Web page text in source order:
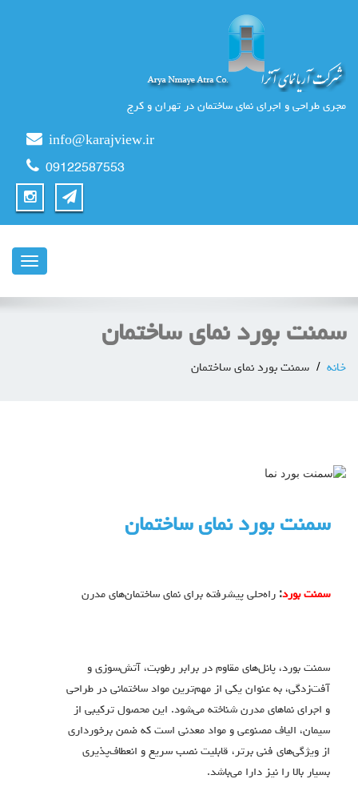
مجری طراحی و اجرای نمای ساختمان در تهران و کرج
info@karajview.ir
09122587553
ناوبری
سمنت بورد نمای ساختمان
خانه سمنت بورد نمای ساختمان
سمنت بورد نمای ساختمان
سمنت بورد: راه‌حلی پیشرفته برای نمای ساختمان‌های مدرن
سمنت بورد، پانل‌های مقاوم در برابر رطوبت، آتش‌سوزی و
آفت‌زدگی، به عنوان یکی از مهم‌ترین مواد ساختمانی در طراحی
و اجرای نماهای مدرن شناخته می‌شود. این محصول ترکیبی از
سیمان، الیاف مصنوعی و مواد معدنی است که ضمن برخورداری
از ویژگی‌های فنی برتر، قابلیت نصب سریع و انعطاف‌پذیری
بسیار بالا را نیز دارا می‌باشد.